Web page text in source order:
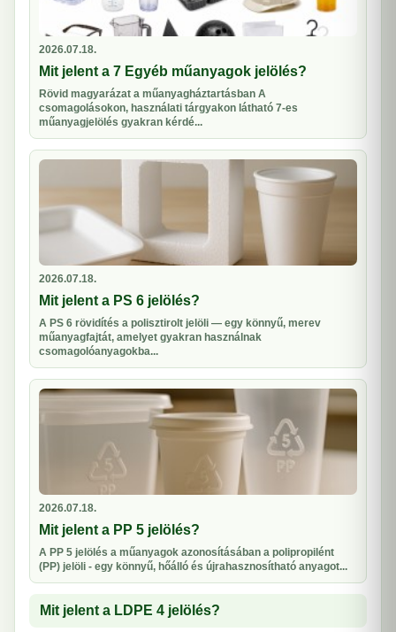
2026.07.18.
Mit jelent a 7 Egyéb műanyagok jelölés?
Rövid magyarázat a műanyagháztartásban A
csomagolásokon, használati tárgyakon látható 7-es
műanyagjelölés gyakran kérdé...
2026.07.18.
Mit jelent a PS 6 jelölés?
A PS 6 rövidítés a polisztirolt jelöli — egy könnyű, merev
műanyagfajtát, amelyet gyakran használnak
csomagolóanyagokba...
2026.07.18.
Mit jelent a PP 5 jelölés?
A PP 5 jelölés a műanyagok azonosításában a polipropilént
(PP) jelöli - egy könnyű, hőálló és újrahasznosítható anyagot...
Mit jelent a LDPE 4 jelölés?